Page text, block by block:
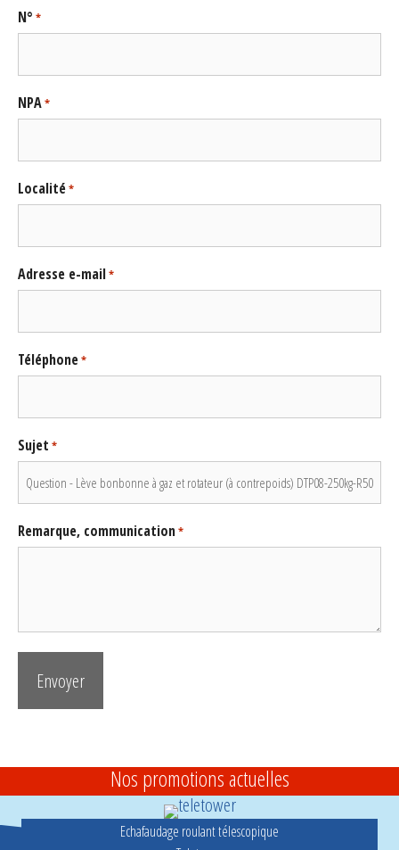
N° *
NPA*
Localité*
Adresse e-mail*
Téléphone*
Sujet *
Remarque, communication*
Nos promotions actuelles
Echafaudage roulant télescopique